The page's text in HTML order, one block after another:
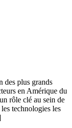
plus grands
en Amérique du
rôle clé au sein de
technologies les